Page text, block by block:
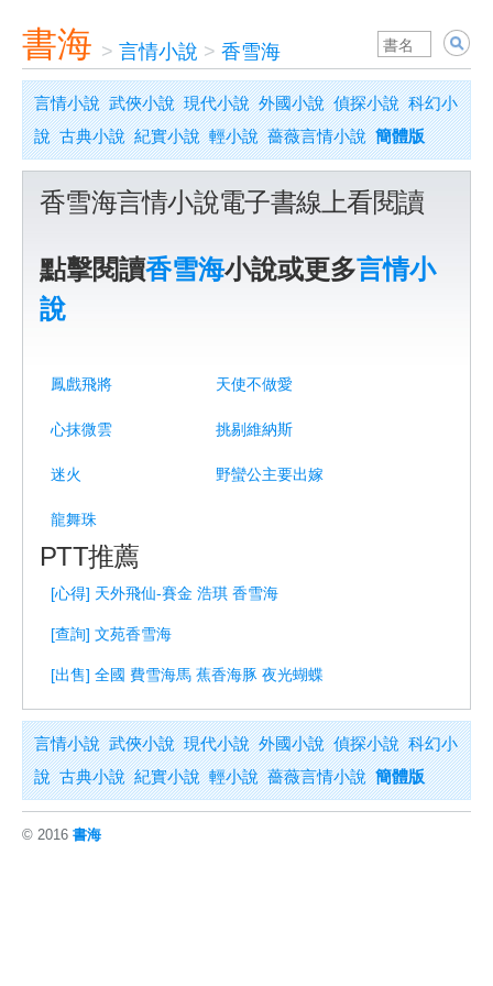
書海 > 言情小說 > 香雪海
言情小說 武俠小說 現代小說 外國小說 偵探小說 科幻小
說 古典小說 紀實小說 輕小說 薔薇言情小說 簡體版
香雪海言情小說電子書線上看閱讀
點擊閱讀香雪海小說或更多言情小
說
鳳戲飛將 天使不做愛
心抹微雲 挑剔維納斯
迷火 野蠻公主要出嫁
龍舞珠
PTT推薦
[心得] 天外飛仙-賽金 浩琪 香雪海
[查詢] 文苑香雪海
[出售] 全國 費雪海馬 蕉香海豚 夜光蝴蝶
言情小說 武俠小說 現代小說 外國小說 偵探小說 科幻小
說 古典小說 紀實小說 輕小說 薔薇言情小說 簡體版
© 2016 書海